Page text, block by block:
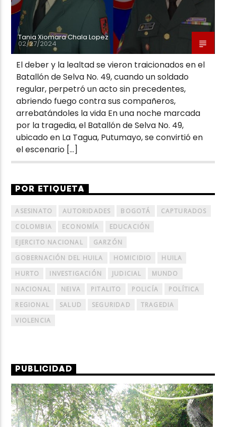
Tania Xiomara Chala Lopez
02/27/2024
El deber y la lealtad se vieron traicionados en el
Batallón de Selva No. 49, cuando un soldado
regular, perpetró un acto sin precedentes,
abriendo fuego contra sus compañeros,
arrebatándoles la vida En una noche marcada
por la tragedia, el Batallón de Selva No. 49,
ubicado en La Tagua, Putumayo, se convirtió en
el escenario […]
POR ETIQUETA
ASESINATO AUTORIDADES BOGOTÁ
CAPTURADOS
COLOMBIA
ECONOMÍA
EDUCACIÓN
EJERCITO NACIONAL
GARZÓN
GOBERNACIÓN DEL HUILA
HOMICIDIO
HUILA
HURTO
INVESTIGACIÓN JUDICIAL
MUNDO
NACIONAL
NEIVA PITALITO POLICÍA
POLÍTICA
REGIONAL
SALUD SEGURIDAD
TRAGEDIA
VIOLENCIA
PUBLICIDAD